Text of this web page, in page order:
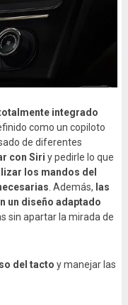
integrado
como un copiloto
de diferentes
con Siri y pedirle lo que
los mandos del
. Además, las
un diseño adaptado
sin apartar la mirada de
del tacto y manejar las